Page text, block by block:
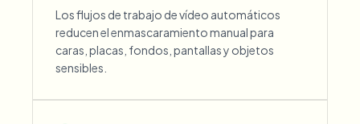
Los flujos de trabajo de vídeo automáticos
reducen el enmascaramiento manual para
caras, placas, fondos, pantallas y objetos
sensibles.